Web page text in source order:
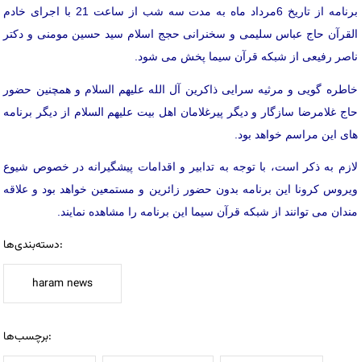
برنامه از تاریخ 6مرداد ماه به مدت سه شب از ساعت 21 با اجرای خادم
القرآن حاج عباس سلیمی و سخنرانی حجج اسلام سید حسین مومنی و دکتر
ناصر رفیعی از شبکه قرآن سیما پخش می شود.
خاطره گویی و مرثیه سرایی ذاکرین آل الله علیهم السلام و همچنین حضور
حاج غلامرضا سازگار و دیگر پیرغلامان اهل بیت علیهم السلام از دیگر برنامه
های این مراسم خواهد بود.
لازم به ذکر است، با توجه به تدابیر و اقدامات پیشگیرانه در خصوص شیوع
ویروس کرونا این برنامه بدون حضور زائرین و مستمعین خواهد بود و علاقه
مندان می توانند از شبکه قرآن سیما این برنامه را مشاهده نمایند.
دسته‌بندی‌ها:
haram news
برچسب‌ها: